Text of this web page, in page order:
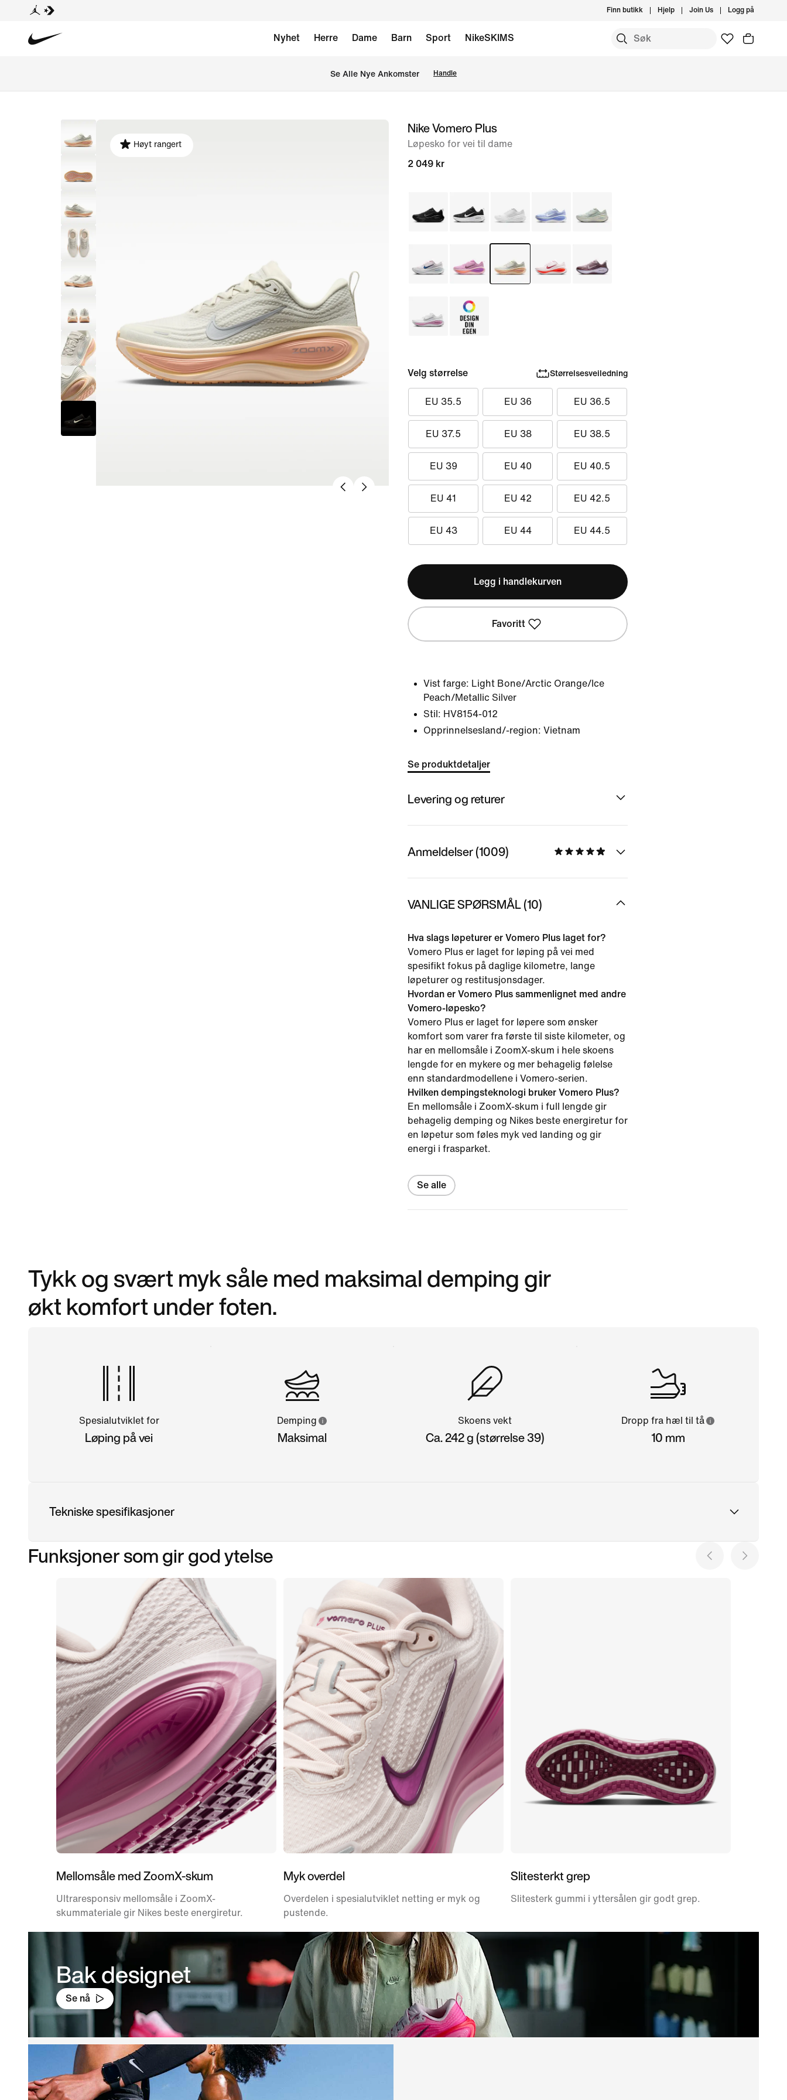
Finn butikk Hjelp Join Us Logg på
Nyhet Herre Dame Barn Sport NikeSKIMS
Se Alle Nye Ankomster Handle
bilde
Høyt rangert
Nike Vomero Plus
Løpesko for vei til dame
2 049 kr
Velg størrelse Størrelsesveiledning
EU 35.5 EU 36 EU 36.5
EU 37.5 EU 38 EU 38.5
EU 39 EU 40 EU 40.5
EU 41 EU 42 EU 42.5
EU 43 EU 44 EU 44.5
Legg i handlekurven
Favoritt
Vist farge: Light Bone/Arctic Orange/Ice
Peach/Metallic Silver
Stil: HV8154-012
Opprinnelsesland/-region: Vietnam
Se produktdetaljer
Levering og returer
Anmeldelser (1009)
VANLIGE SPØRSMÅL (10)
Hva slags løpeturer er Vomero Plus laget for?
Vomero Plus er laget for løping på vei med
spesifikt fokus på daglige kilometre, lange
løpeturer og restitusjonsdager.
Hvordan er Vomero Plus sammenlignet med andre
Vomero-løpesko?
Vomero Plus er laget for løpere som ønsker
komfort som varer fra første til siste kilometer, og
har en mellomsåle i ZoomX-skum i hele skoens
lengde for en mykere og mer behagelig følelse
enn standardmodellene i Vomero-serien.
Hvilken dempingsteknologi bruker Vomero Plus?
En mellomsåle i ZoomX-skum i full lengde gir
behagelig demping og Nikes beste energiretur for
en løpetur som føles myk ved landing og gir
energi i frasparket.
Se alle
Tykk og svært myk såle med maksimal demping gir
økt komfort under foten.
Spesialutviklet for
Løping på vei
Demping
Maksimal
Skoens vekt
Ca. 242 g (størrelse 39)
Dropp fra hæl til tå
10 mm
Tekniske spesifikasjoner
Funksjoner som gir god ytelse
Mellomsåle med ZoomX-skum
Ultraresponsiv mellomsåle i ZoomX-
skummateriale gir Nikes beste energiretur.
Myk overdel
Overdelen i spesialutviklet netting er myk og
pustende.
Slitesterkt grep
Slitesterk gummi i yttersålen gir godt grep.
Bak designet
Se nå